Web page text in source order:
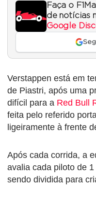
Faça o
de notícias
Google
Verstappen está em
de Piastri, após uma
difícil para a Red Bull
feita pelo referido
ligeiramente à frente
Após cada corrida, a
avalia cada piloto de
sendo dividida para